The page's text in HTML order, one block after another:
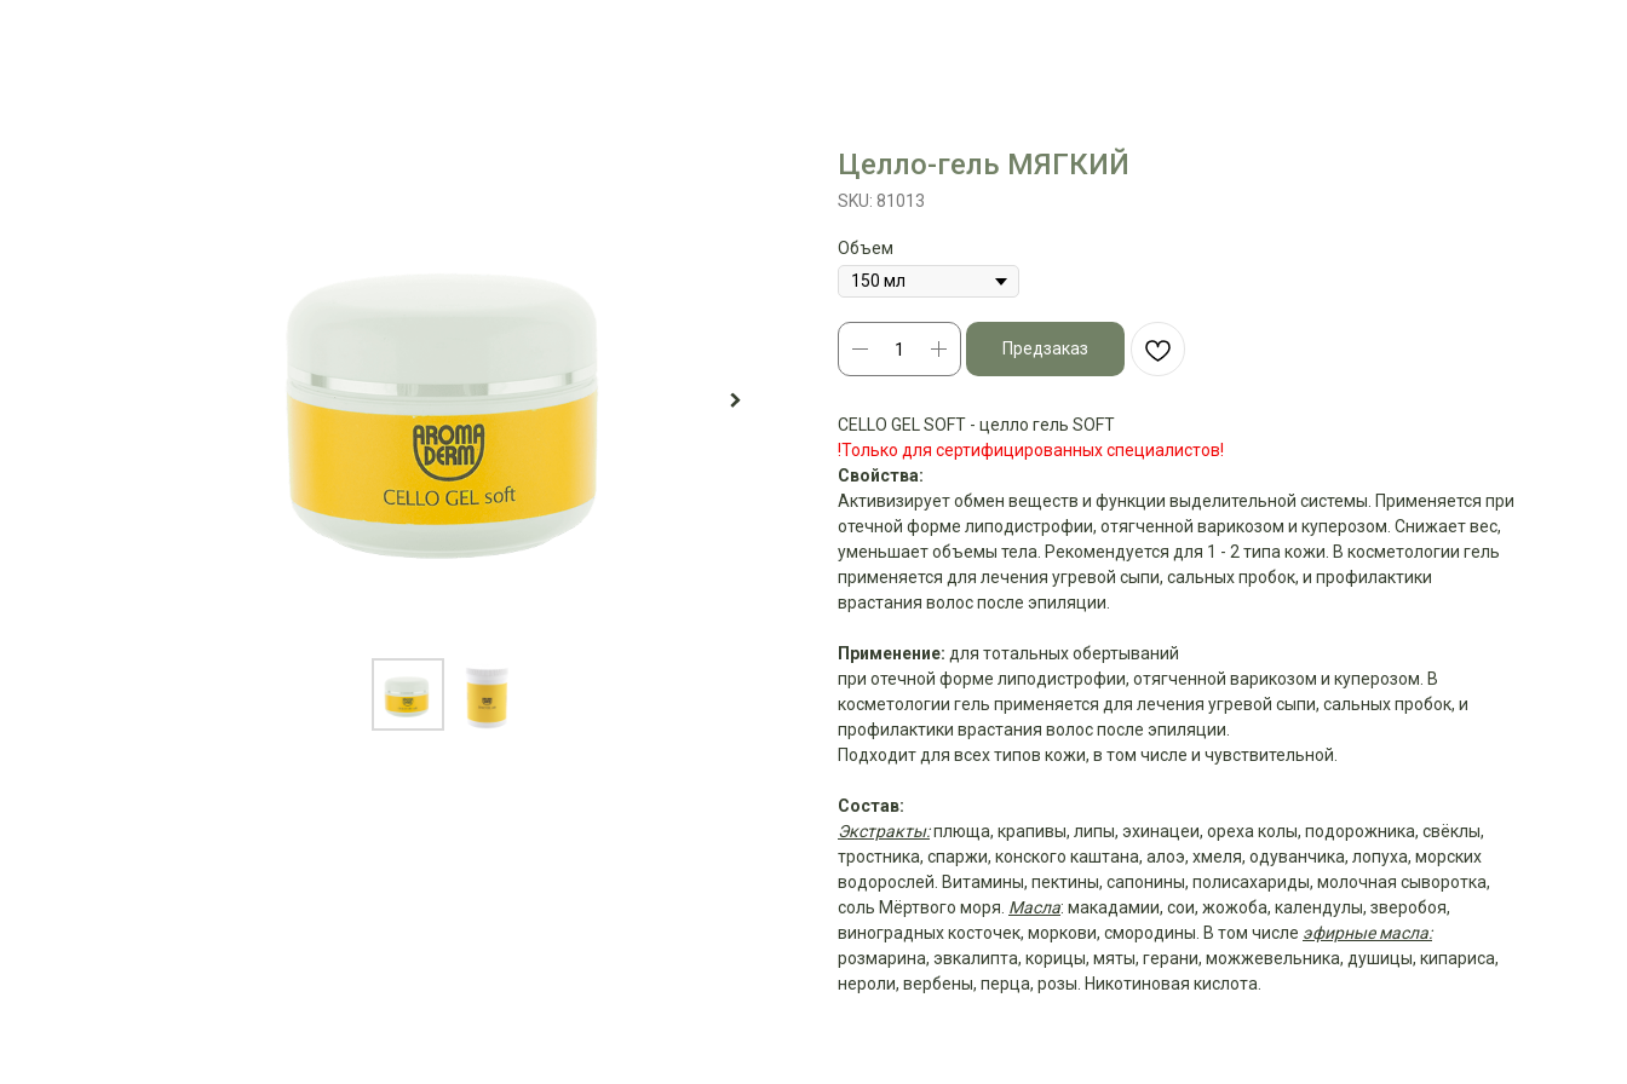
Целло-гель МЯГКИЙ
SKU: 81013
Объем
Предзаказ
CELLO GEL SOFT - целло гель SOFT
!Только для сертифицированных специалистов!
Свойства:
Активизирует обмен веществ и функции выделительной системы. Применяется при
отечной форме липодистрофии, отягченной варикозом и куперозом. Снижает вес,
уменьшает объемы тела. Рекомендуется для 1 - 2 типа кожи. В косметологии гель
применяется для лечения угревой сыпи, сальных пробок, и профилактики
врастания волос после эпиляции.
Применение: для тотальных обертываний
при отечной форме липодистрофии, отягченной варикозом и куперозом. В
косметологии гель применяется для лечения угревой сыпи, сальных пробок, и
профилактики врастания волос после эпиляции.
Подходит для всех типов кожи, в том числе и чувствительной.
Состав:
Экстракты:плюща, крапивы, липы, эхинацеи, ореха колы, подорожника, свёклы,
тростника, спаржи, конского каштана, алоэ, хмеля, одуванчика, лопуха, морских
водорослей. Витамины, пектины, сапонины, полисахариды, молочная сыворотка,
соль Мёртвого моря. Масла: макадамии, сои, жожоба, календулы, зверобоя,
виноградных косточек, моркови, смородины. В том числе эфирные масла:
розмарина, эвкалипта, корицы, мяты, герани, можжевельника, душицы, кипариса,
нероли, вербены, перца, розы. Никотиновая кислота.